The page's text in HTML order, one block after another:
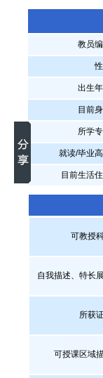
教员编
出生年
目前
所学专
就读/毕业高
目前生活住
可教授
自我描述、特长
所获
可授课区域